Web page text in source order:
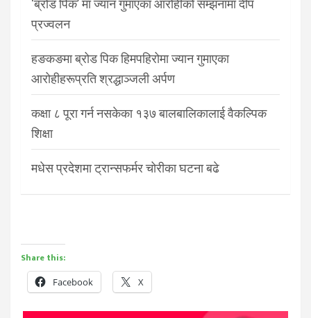
‘ब्रोड पिक’ मा ज्यान गुमाएका आरोहीको सम्झनामा दीप
प्रज्वलन
हङकङमा ब्रोड पिक हिमपहिरोमा ज्यान गुमाएका
आरोहीहरूप्रति श्रद्धाञ्जली अर्पण
कक्षा ८ पूरा गर्न नसकेका १३७ बालबालिकालाई वैकल्पिक
शिक्षा
मधेस प्रदेशमा ट्रान्सफर्मर चोरीका घटना बढे
Share this:
Facebook X